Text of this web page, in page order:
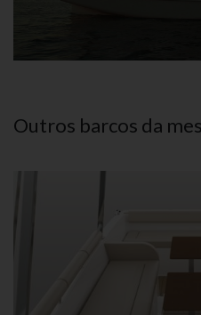
Outros barcos da